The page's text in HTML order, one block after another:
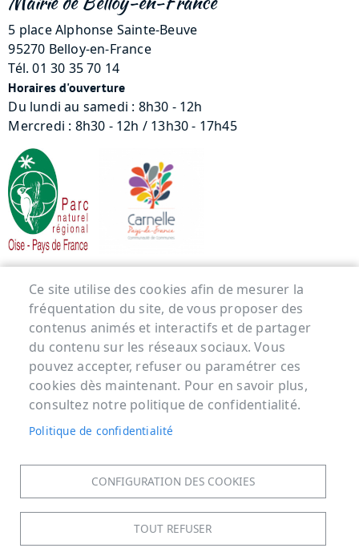
5 place Alphonse Sainte-Beuve
95270 Belloy-en-France
Tél. 01 30 35 70 14
Horaires d'ouverture
Du lundi au samedi : 8h30 - 12h
Mercredi : 8h30 - 12h / 13h30 - 17h45
Menu Pied de page
ACCUEIL
MENTIONS LÉGALES
DONNÉES PERSONNELLES
ACCESSIBILITÉ : NON CONFORME
COOKIES
CONTACT
Ce site utilise des cookies afin de mesurer la
fréquentation du site, de vous proposer des
contenus animés et interactifs et de partager
du contenu sur les réseaux sociaux. Vous
pouvez accepter, refuser ou paramétrer ces
cookies dès maintenant. Pour en savoir plus,
consultez notre politique de confidentialité.
Politique de confidentialité
CONFIGURATION DES COOKIES
TOUT REFUSER